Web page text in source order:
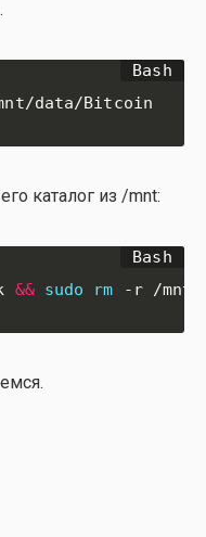
data/Bitcoin
ката­лог из /mnt:
&& sudo rm -r /mnt/